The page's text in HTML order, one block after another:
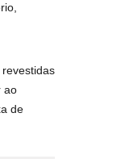
ao
de